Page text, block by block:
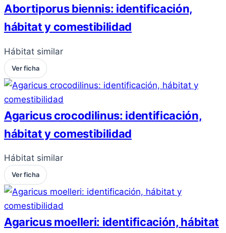
Abortiporus biennis: identificación,
hábitat y comestibilidad
Hábitat similar
Ver ficha
Agaricus crocodilinus: identificación,
hábitat y comestibilidad
Hábitat similar
Ver ficha
Agaricus moelleri: identificación, hábitat